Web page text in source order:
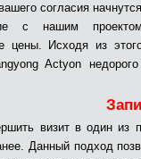
согласия
с нашим
цены. Исходя из
Actyon
визит в один из
Данный подход